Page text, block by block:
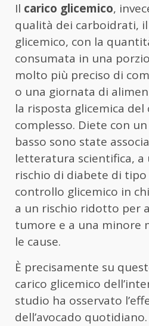
Il carico glicemico,
qualità dei carboidrati,
glicemico, con la
consumata in una
molto più preciso di
o una giornata di
la risposta glicemica del
complesso. Diete con
basso sono state
letteratura scientifica, a
rischio di diabete di
controllo glicemico in
a un rischio ridotto per
tumore e a una
le cause.
È precisamente su
carico glicemico
studio ha osservato
dell’avocado quotidiano.